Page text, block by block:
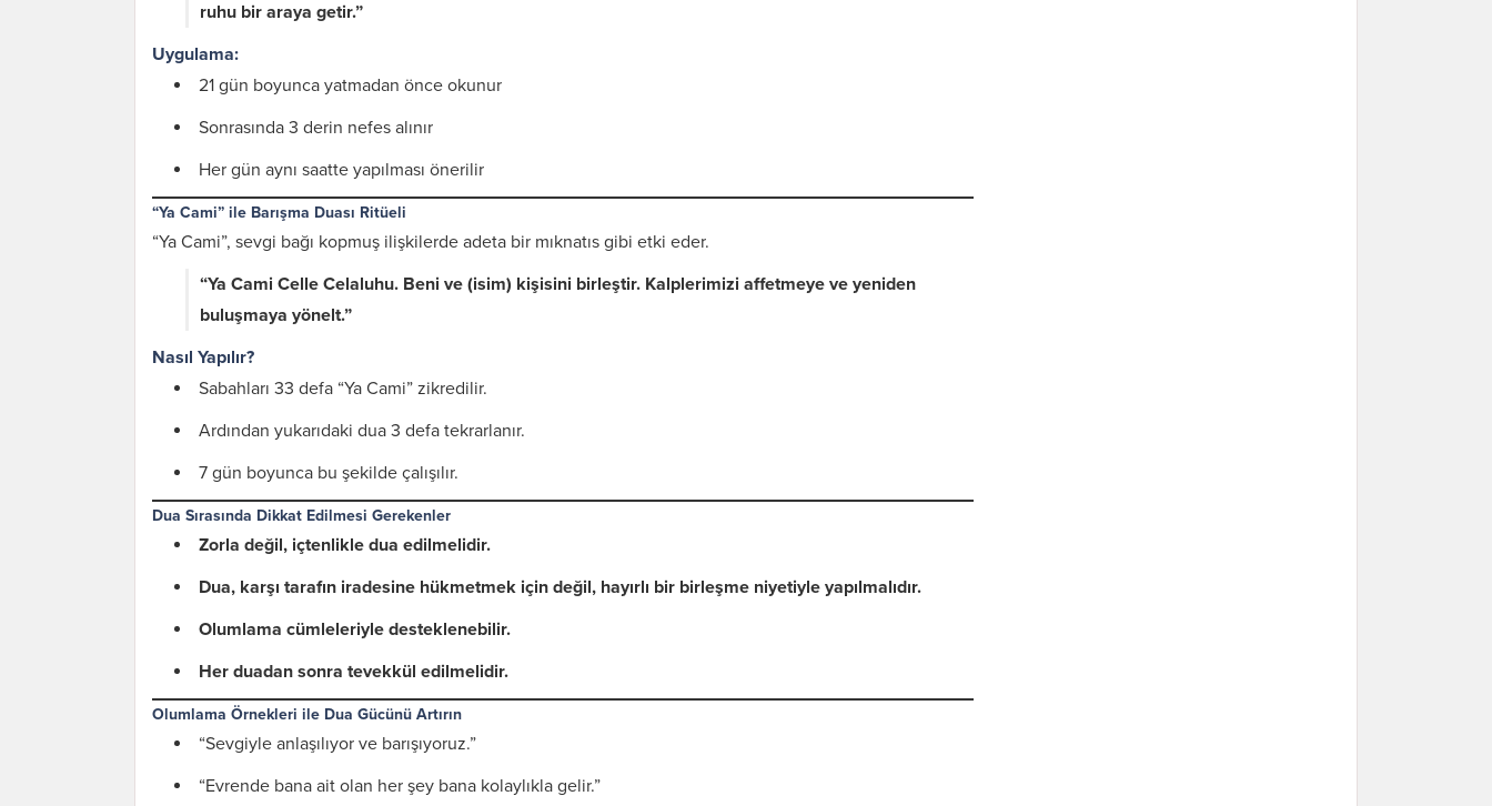
ruhu bir araya getir.”
Uygulama:
21 gün boyunca yatmadan önce okunur
Sonrasında 3 derin nefes alınır
Her gün aynı saatte yapılması önerilir
“Ya Cami” ile Barışma Duası Ritüeli
“Ya Cami”, sevgi bağı kopmuş ilişkilerde adeta bir mıknatıs gibi etki eder.
“Ya Cami Celle Celaluhu. Beni ve (isim) kişisini birleştir. Kalplerimizi affetmeye ve yeniden
buluşmaya yönelt.”
Nasıl Yapılır?
Sabahları 33 defa “Ya Cami” zikredilir.
Ardından yukarıdaki dua 3 defa tekrarlanır.
7 gün boyunca bu şekilde çalışılır.
Dua Sırasında Dikkat Edilmesi Gerekenler
Zorla değil, içtenlikle dua edilmelidir.
Dua, karşı tarafın iradesine hükmetmek için değil, hayırlı bir birleşme niyetiyle yapılmalıdır.
Olumlama cümleleriyle desteklenebilir.
Her duadan sonra tevekkül edilmelidir.
Olumlama Örnekleri ile Dua Gücünü Artırın
“Sevgiyle anlaşılıyor ve barışıyoruz.”
“Evrende bana ait olan her şey bana kolaylıkla gelir.”